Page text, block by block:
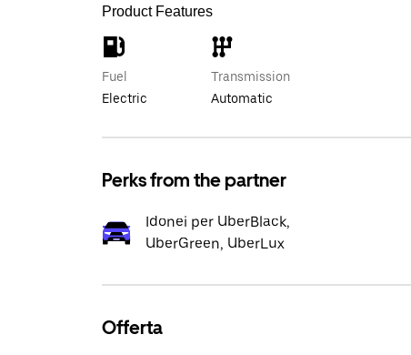
Product Features
Fuel
Electric
Transmission
Automatic
Perks from the partner
Idonei per UberBlack,
UberGreen, UberLux
Offerta